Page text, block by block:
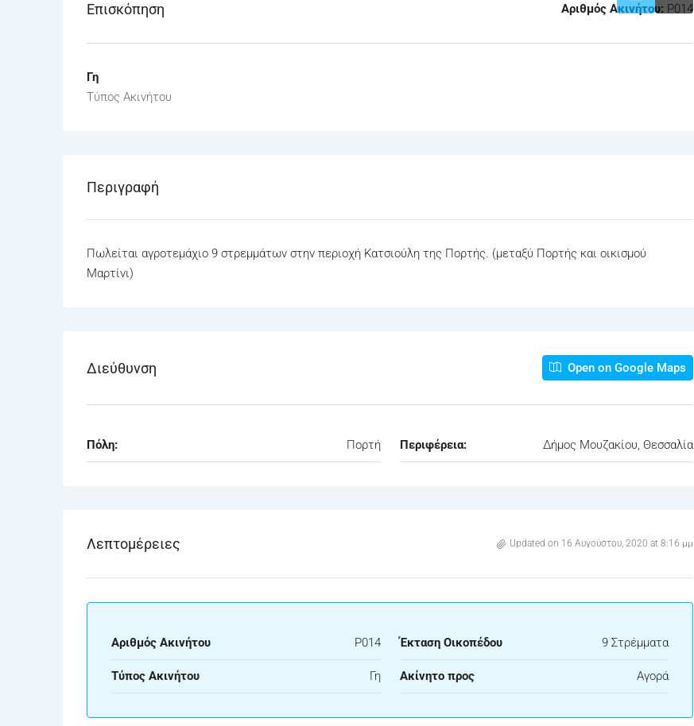
Επισκόπηση Αριθμός Ακινήτου: P014
Γη
Τύπος Ακινήτου
Περιγραφή
Πωλείται αγροτεμάχιο 9 στρεμμάτων στην περιοχή Κατσιούλη της Πορτής. (μεταξύ Πορτής και οικισμού
Μαρτίνι)
Διεύθυνση Open on Google Maps
Πόλη: Πορτή Περιφέρεια: Δήμος Μουζακίου, Θεσσαλία
Λεπτομέρειες Updated on 16 Αυγούστου, 2020 at 8:16 μμ
Αριθμός Ακινήτου P014 Έκταση Οικοπέδου 9 Στρέμματα
Τύπος Ακινήτου Γη Ακίνητο προς Αγορά